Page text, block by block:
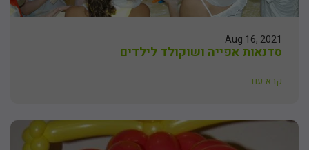
Aug 16, 2021
סדנאות אפייה ושוקולד לילדים
קרא עוד